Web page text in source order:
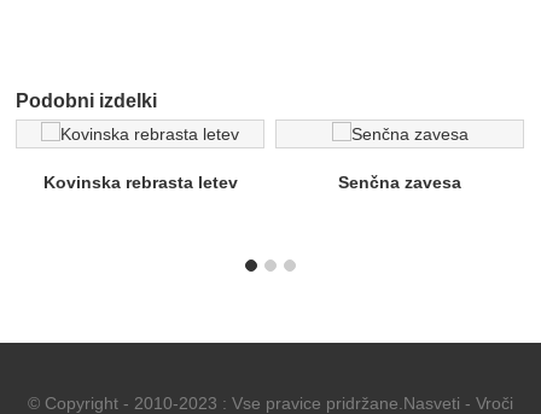
Podobni izdelki
Kovinska rebrasta letev Senčna zavesa
© Copyright - 2010-2023 : Vse pravice pridržane. Nasveti - Vroči